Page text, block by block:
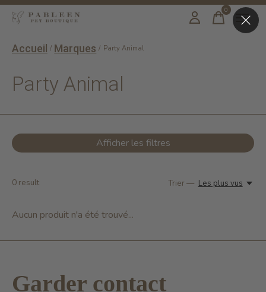
0items
Accueil / Marques / Party Animal
Party Animal
Afficher les filtres
0 result Trier — Les plus vus
Aucun produit n'a été trouvé...
Garder contact